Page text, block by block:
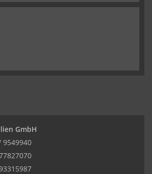
GmbH
9549940